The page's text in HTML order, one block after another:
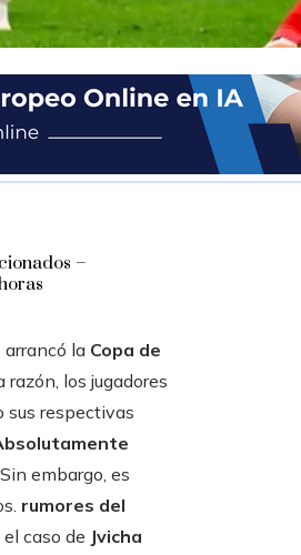
–
arrancó la Copa de
razón, los jugadores
sus respectivas
Sin embargo, es
rumores del
caso de Jvicha